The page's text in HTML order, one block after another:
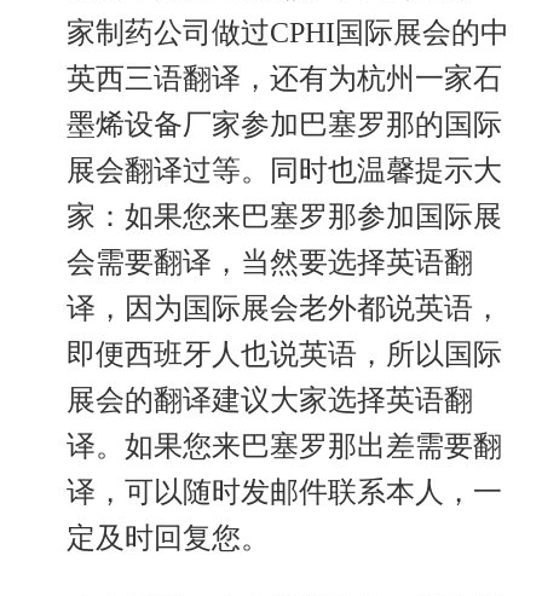
家制药公司做过CPHI国际展会的中
英西三语翻译，还有为杭州一家石
墨烯设备厂家参加巴塞罗那的国际
展会翻译过等。同时也温馨提示大
家：如果您来巴塞罗那参加国际展
会需要翻译，当然要选择英语翻
译，因为国际展会老外都说英语，
即便西班牙人也说英语，所以国际
展会的翻译建议大家选择英语翻
译。如果您来巴塞罗那出差需要翻
译，可以随时发邮件联系本人，一
定及时回复您。